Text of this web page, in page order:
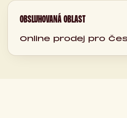
OBSLUHOVANÁ OBLAST
Online prodej pro